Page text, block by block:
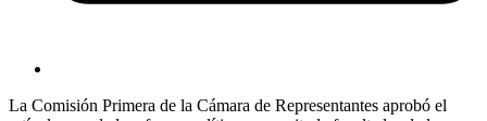
La Comisión Primera de la Cámara de Representantes aprobó el